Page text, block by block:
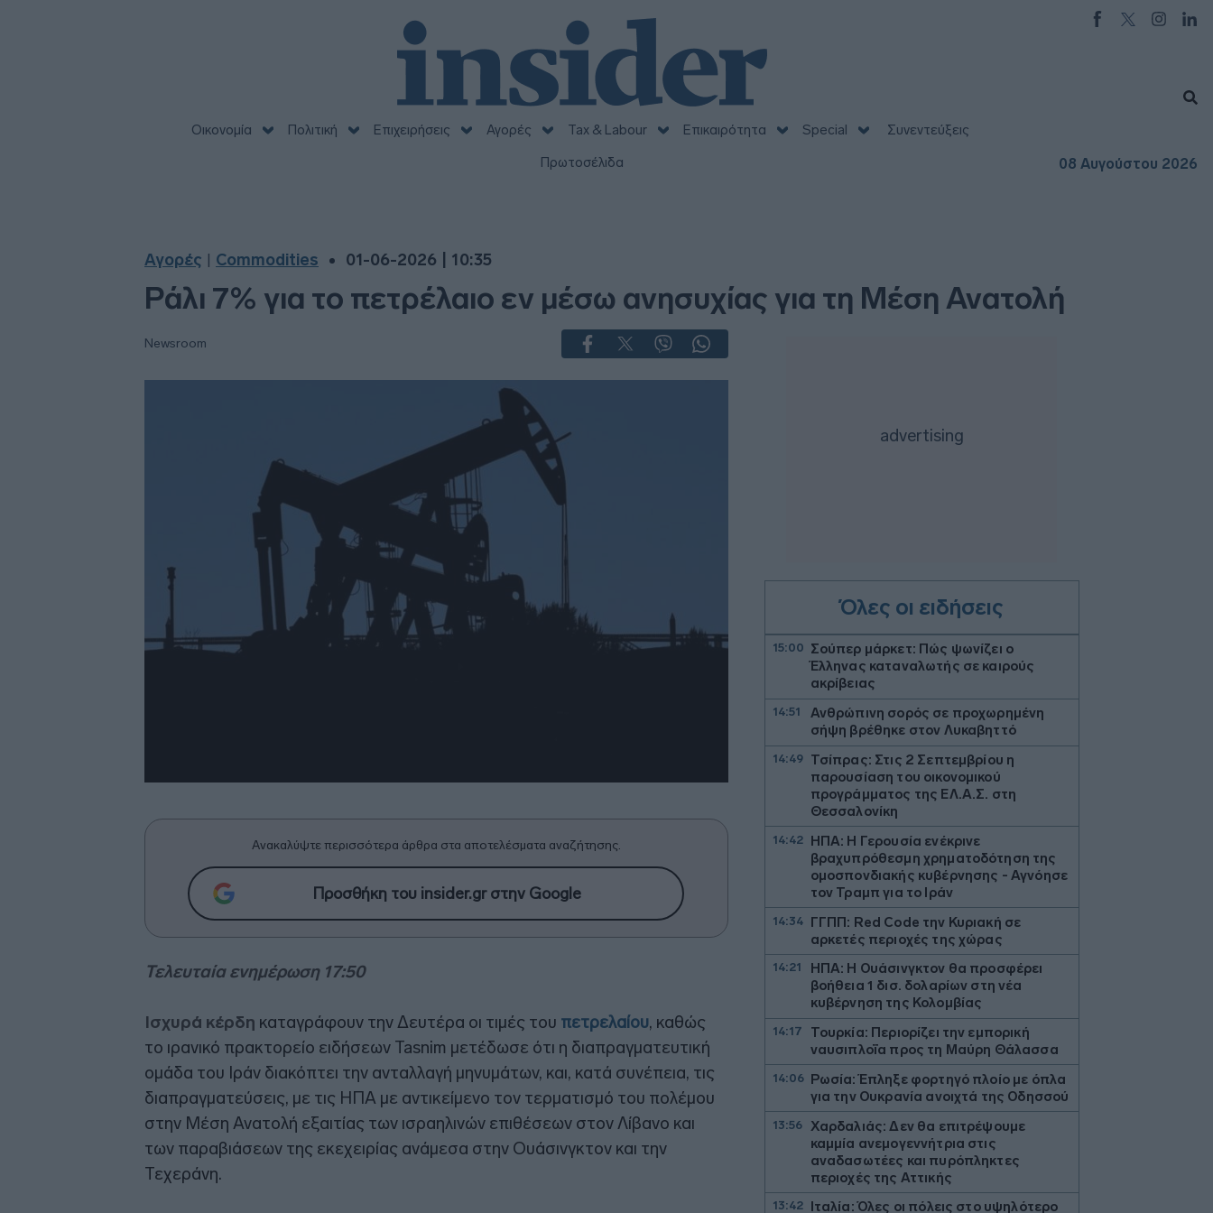
Οικονομία Πολιτική Επιχειρήσεις Αγορές Tax & Labour Επικαιρότητα Special
Συνεντεύξεις
Πρωτοσέλιδα
08 Αυγούστου 2026
Αγορές Commodities 01-06-2026 | 10:35
Ράλι 7% για το πετρέλαιο εν μέσω ανησυχίας για τη Μέση Ανατολή
Newsroom
Ανακαλύψτε περισσότερα άρθρα στα αποτελέσματα αναζήτησης.
Προσθήκη του insider.gr στην Google
Τελευταία ενημέρωση 17:50
Ισχυρά κέρδη καταγράφουν την Δευτέρα οι τιμές του πετρελαίου, καθώς
το ιρανικό πρακτορείο ειδήσεων Tasnim μετέδωσε ότι η διαπραγματευτική
ομάδα του Ιράν διακόπτει την ανταλλαγή μηνυμάτων, και, κατά συνέπεια, τις
διαπραγματεύσεις, με τις ΗΠΑ με αντικείμενο τον τερματισμό του πολέμου
στην Μέση Ανατολή εξαιτίας των ισραηλινών επιθέσεων στον Λίβανο και
των παραβιάσεων της εκεχειρίας ανάμεσα στην Ουάσινγκτον και την
Τεχεράνη.
Όλες οι ειδήσεις
15:00 Σούπερ μάρκετ: Πώς ψωνίζει ο
Έλληνας καταναλωτής σε καιρούς
ακρίβειας
14:51
Ανθρώπινη σορός σε προχωρημένη
σήψη βρέθηκε στον Λυκαβηττό
14:49
Τσίπρας: Στις 2 Σεπτεμβρίου η
παρουσίαση του οικονομικού
προγράμματος της ΕΛ.Α.Σ. στη
Θεσσαλονίκη
14:42
ΗΠΑ: Η Γερουσία ενέκρινε
βραχυπρόθεσμη χρηματοδότηση της
ομοσπονδιακής κυβέρνησης - Αγνόησε
τον Τραμπ για το Ιράν
14:34
ΓΓΠΠ: Red Code την Κυριακή σε
αρκετές περιοχές της χώρας
14:21
ΗΠΑ: Η Ουάσινγκτον θα προσφέρει
βοήθεια 1 δισ. δολαρίων στη νέα
κυβέρνηση της Κολομβίας
14:17
Τουρκία: Περιορίζει την εμπορική
ναυσιπλοΐα προς τη Μαύρη Θάλασσα
14:06 Ρωσία: Έπληξε φορτηγό πλοίο με όπλα
για την Ουκρανία ανοιχτά της Οδησσού
13:56
Χαρδαλιάς: Δεν θα επιτρέψουμε
καμμία ανεμογεννήτρια στις
αναδασωτέες και πυρόπληκτες
περιοχές της Αττικής
13:42
Ιταλία: Όλες οι πόλεις στο υψηλότερο